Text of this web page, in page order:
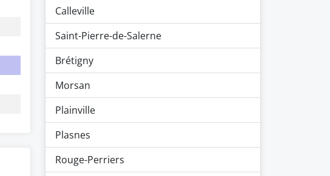
Calleville
Saint-Pierre-de-Salerne
Brétigny
Morsan
Plainville
Plasnes
Rouge-Perriers